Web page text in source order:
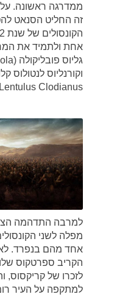
ממדרגה ראשונה.
זה החליט הסנאט
אחת ולתמיד את
Lentulus Clodianus) יצאו לדרך מיד.
למרבה התדהמה
מפלה לשני
אחד מהם בנפרד.
הקריב ספרטקוס
לזכרו של קריקסוס,
למתקפה על העיר